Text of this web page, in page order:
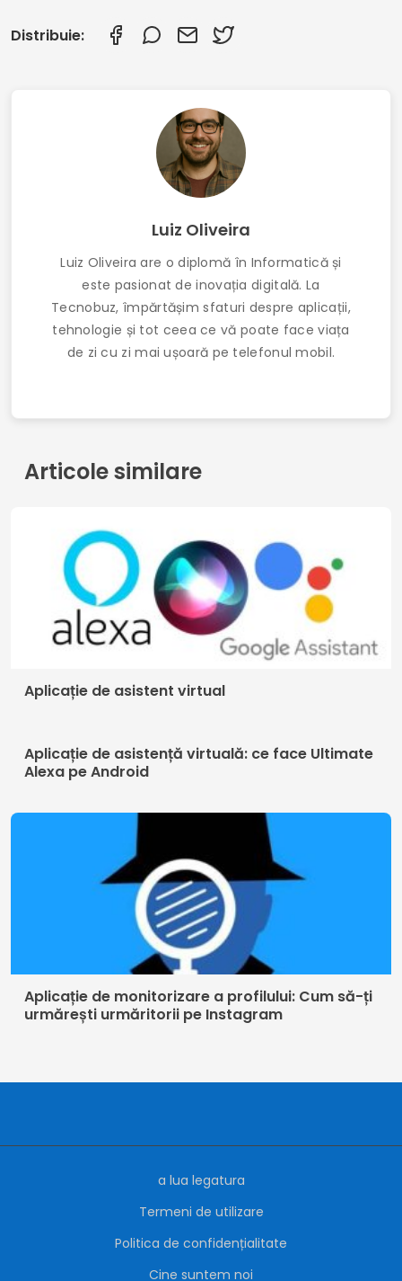
urmărești urmăritorii pe Instagram
a lua legatura
Termeni de utilizare
Politica de confidențialitate